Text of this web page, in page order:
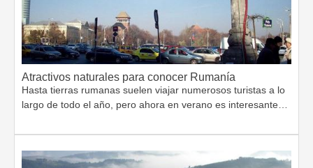
Atractivos naturales para conocer Rumanía
Hasta tierras rumanas suelen viajar numerosos turistas a lo
largo de todo el año, pero ahora en verano es interesante…